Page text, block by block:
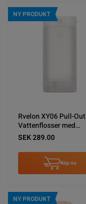
NY PRODUKT
Rvelon XY06 Pull-Out
Vattenflosser med
spolning - Vit
SEK 289.00
Köp nu
NY PRODUKT